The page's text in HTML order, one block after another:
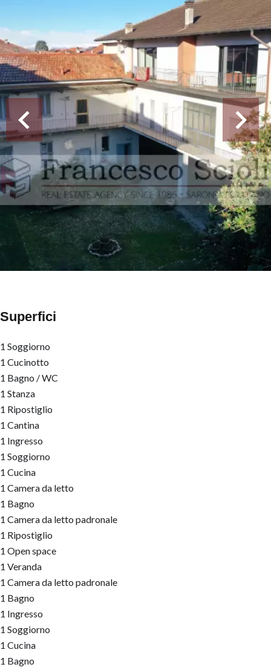
Superfici
1 Soggiorno
1 Cucinotto
1 Bagno / WC
1 Stanza
1 Ripostiglio
1 Cantina
1 Ingresso
1 Soggiorno
1 Cucina
1 Camera da letto
1 Bagno
1 Camera da letto padronale
1 Ripostiglio
1 Open space
1 Veranda
1 Camera da letto padronale
1 Bagno
1 Ingresso
1 Soggiorno
1 Cucina
1 Bagno